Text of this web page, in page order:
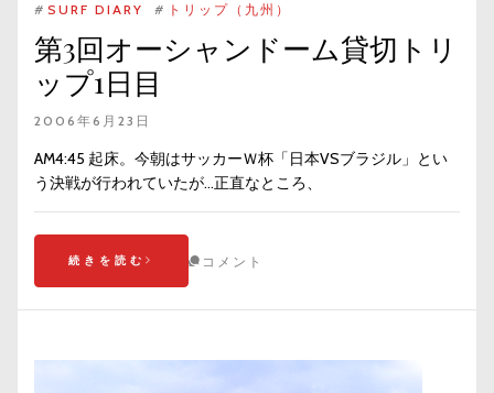
# SURF DIARY # トリップ（九州）
第3回オーシャンドーム貸切トリ
ップ1日目
2006年6月23日
AM4:45 起床。今朝はサッカーＷ杯「日本VSブラジル」とい
う決戦が行われていたが…正直なところ、
続きを読む コメント